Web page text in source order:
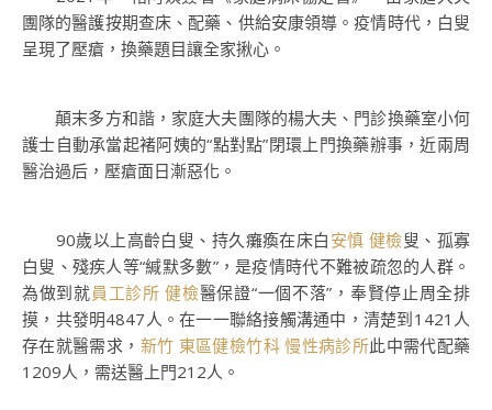
團隊的醫護按期查床、配藥、供給安康領導。疫情時代，白叟
呈現了壓瘡，換藥題目讓全家揪心。
顛末多方和諧，家庭大夫團隊的楊大夫、門診換藥室小何
護士自動承當起褚阿姨的“點對點”閉環上門換藥辦事，近兩周
醫治過后，壓瘡面日漸惡化。
90歲以上高齡白叟、持久癱瘓在床白 安慎 健檢叟、孤寡
白叟、殘疾人等“緘默多數”，是疫情時代不難被疏忽的人群。
為做到就員工診所 健檢醫保證“一個不落”，奉賢停止周全排
摸，共發明4847人。在一一聯絡接觸溝通中，清楚到1421人
存在就醫需求， 新竹 東區健檢竹科 慢性病診所此中需代配藥
1209人，需送醫上門212人。